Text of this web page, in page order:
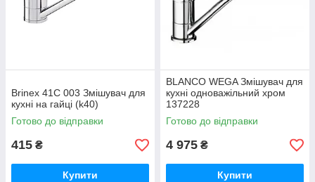
Brinex 41C 003 Змішувач для
кухні на гайці (k40)
Готово до відправки
415 ₴
Купити
BLANCO WEGA Змішувач для
кухні одноважільний хром
137228
Готово до відправки
4 975 ₴
Купити